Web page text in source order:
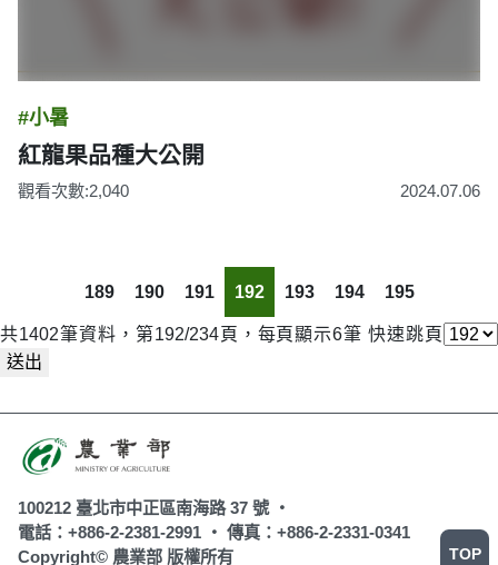
#小暑
紅龍果品種大公開
觀看次數:2,040 2024.07.06
189 190 191 192 193 194 195
共1402筆資料，第192/234頁，每頁顯示6筆 快速跳頁
送出
100212 臺北市中正區南海路 37 號 ‧
電話：+886-2-2381-2991 ‧ 傳真：+886-2-2331-0341
Copyright© 農業部 版權所有
TOP